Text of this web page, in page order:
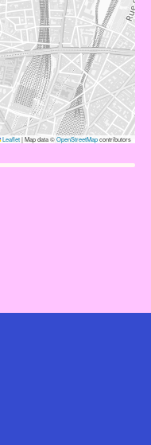
Leaflet|Map data ©OpenStreetMapcontributors